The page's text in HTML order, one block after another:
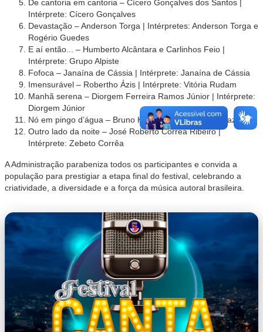
De cantoria em cantoria – Cícero Gonçalves dos Santos |
Intérprete: Cícero Gonçalves
Devastação – Anderson Torga | Intérpretes: Anderson Torga e
Rogério Guedes
E aí então... – Humberto Alcântara e Carlinhos Feio |
Intérprete: Grupo Alpiste
Fofoca – Janaína de Cássia | Intérprete: Janaína de Cássia
Imensurável – Robertho Ázis | Intérprete: Vitória Rudam
Manhã serena – Diorgem Ferreira Ramos Júnior | Intérprete:
Diorgem Júnior
Nó em pingo d’água – Bruno Kohl Vale | Intérprete: Mazuí
Outro lado da noite – José Roberto Corrêa Ribeiro |
Intérprete: Zebeto Corrêa
A Administração parabeniza todos os participantes e convida a
população para prestigiar a etapa final do festival, celebrando a
criatividade, a diversidade e a força da música autoral brasileira.